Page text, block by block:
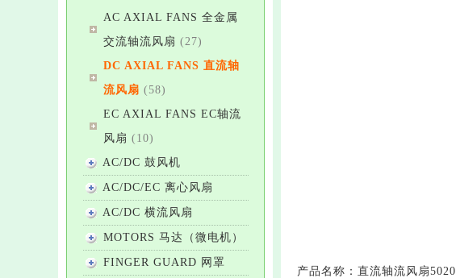
AC AXIAL FANS 全金属
交流轴流风扇 (27)
DC AXIAL FANS 直流轴
流风扇 (58)
EC AXIAL FANS EC轴流
风扇 (10)
AC/DC 鼓风机
AC/DC/EC 离心风扇
AC/DC 横流风扇
MOTORS 马达（微电机）
FINGER GUARD 网罩
产品名称： 直流轴流风扇5020